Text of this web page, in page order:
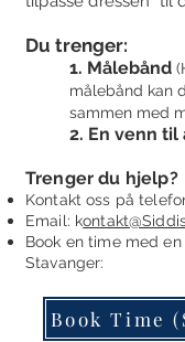
Du trenger:
1. Målebånd
målebånd kan
sammen med
2. En venn
Trenger du hjelp?
Kontakt oss på
Email: k
Book en timemed en
Stavanger:
Book Time